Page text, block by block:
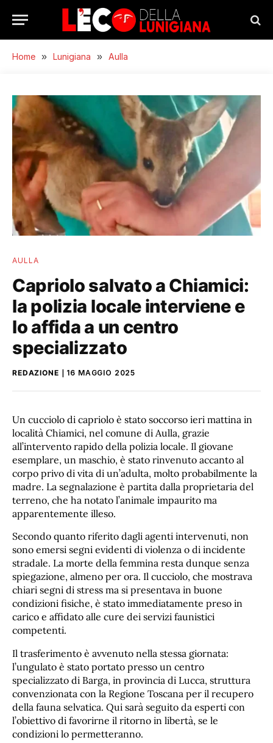
Home » Lunigiana » Aulla
AULLA
Capriolo salvato a Chiamici:
la polizia locale interviene e
lo affida a un centro
specializzato
REDAZIONE 16 MAGGIO 2025
Un cucciolo di capriolo è stato soccorso ieri mattina in
località Chiamici, nel comune di Aulla, grazie
all’intervento rapido della polizia locale. Il giovane
esemplare, un maschio, è stato rinvenuto accanto al
corpo privo di vita di un’adulta, molto probabilmente la
madre. La segnalazione è partita dalla proprietaria del
terreno, che ha notato l’animale impaurito ma
apparentemente illeso.
Secondo quanto riferito dagli agenti intervenuti, non
sono emersi segni evidenti di violenza o di incidente
stradale. La morte della femmina resta dunque senza
spiegazione, almeno per ora. Il cucciolo, che mostrava
chiari segni di stress ma si presentava in buone
condizioni fisiche, è stato immediatamente preso in
carico e affidato alle cure dei servizi faunistici
competenti.
Il trasferimento è avvenuto nella stessa giornata:
l’ungulato è stato portato presso un centro
specializzato di Barga, in provincia di Lucca, struttura
convenzionata con la Regione Toscana per il recupero
della fauna selvatica. Qui sarà seguito da esperti con
l’obiettivo di favorirne il ritorno in libertà, se le
condizioni lo permetteranno.